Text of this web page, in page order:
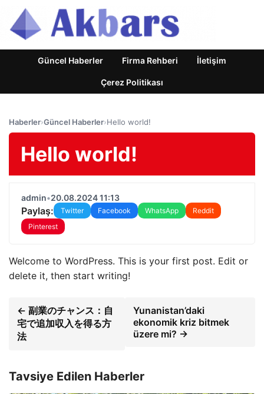
Güncel Haberler Firma Rehberi İletişim
Çerez Politikası
Haberler›Güncel Haberler›Hello world!
Hello world!
admin•20.08.2024 11:13
Paylaş: Twitter Facebook WhatsApp
Reddit
Pinterest
Welcome to WordPress. This is your first post. Edit or
delete it, then start writing!
← 副業のチャンス：自
宅で追加収入を得る方
法
Yunanistan’daki
ekonomik kriz bitmek
üzere mi? →
Tavsiye Edilen Haberler